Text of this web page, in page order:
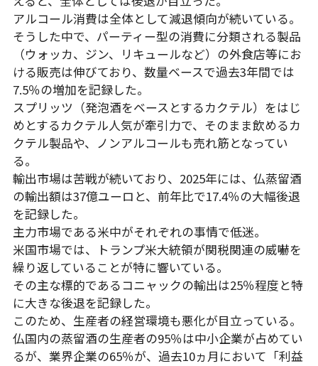
アルコール消費は全体として減退傾向が続いている。
そうした中で、パーティー型の消費に分類される製品
（ウォッカ、ジン、リキュールなど）の外食店等にお
ける販売は伸びており、数量ベースで過去3年間では
7.5％の増加を記録した。
スプリッツ（発泡酒をベースとするカクテル）をはじ
めとするカクテル人気が牽引力で、そのまま飲めるカ
クテル製品や、ノンアルコールも売れ筋となってい
る。
輸出市場は苦戦が続いており、2025年には、仏蒸留酒
の輸出額は37億ユーロと、前年比で17.4％の大幅後退
を記録した。
主力市場である米中がそれぞれの事情で低迷。
米国市場では、トランプ米大統領が関税関連の威嚇を
繰り返していることが特に響いている。
その主な標的であるコニャックの輸出は25％程度と特
に大きな後退を記録した。
このため、生産者の経営環境も悪化が目立っている。
仏国内の蒸留酒の生産者の95％は中小企業が占めてい
るが、業界企業の65％が、過去10ヵ月において「利益